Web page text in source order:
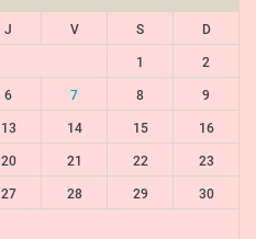
J V S D
1 2
6 7 8 9
13 14 15 16
20 21 22 23
27 28 29 30